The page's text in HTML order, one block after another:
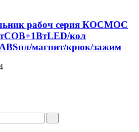
рабоч серия КОСМОС
кол
магнит/крюк/зажим